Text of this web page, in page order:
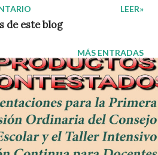
múltiples opciones de ortografía y
técnicas y para que el
la lectura y la escritura
positivamente en su aprendizaje.
de gramática ¡Gracias por tu
No olvides compartir nuestra
para más contenido educativo
puedes unirte a: Grupos de
didáctico donde se comparte gran
LEER»
MÁS ENTRADAS
de este blog